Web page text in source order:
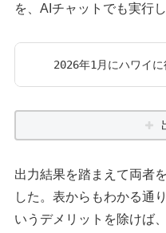
を、AIチャットでも実行
2026年1月にハワイ
出力結果を踏まえて両者
した。表からもわかる通
いうデメリットを除けば